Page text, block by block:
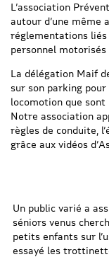
L’association
autour d’une même
réglementations liés
personnel motorisés
La délégation Maif
sur son parking
locomotion que
Notre association
règles de conduite,
grâce aux vidéos
Un public varié a
séniors venus
petits enfants sur
essayé les